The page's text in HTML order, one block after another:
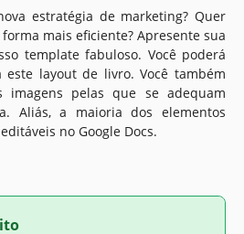
estratégia de marketing? Quer
mais eficiente? Apresente sua
template fabuloso. Você poderá
layout de livro. Você também
imagens pelas que se adequam
Aliás, a maioria dos elementos
no Google Docs.